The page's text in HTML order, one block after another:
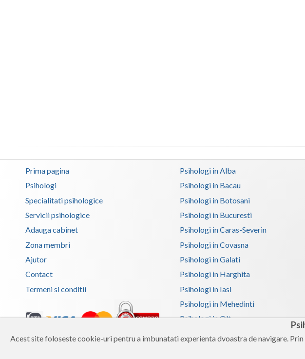
Acest site foloseste cookie-uri pentru a imbunatati experienta dvoastra de navigare.
Prima pagina
Psihologi
Specialitati psihologice
Servicii psihologice
Adauga cabinet
Zona membri
Ajutor
Contact
Termeni si conditii
Copyright 2026 Reframing SRL
Psihologi in Alba
Psihologi in Bacau
Psihologi in Botosani
Psihologi in Bucuresti
Psihologi in Caras-Severin
Psihologi in Covasna
Psihologi in Galati
Psihologi in Harghita
Psihologi in Iasi
Psihologi in Mehedinti
Psihologi in Olt